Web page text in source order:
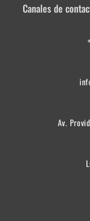
Canales de
Av.